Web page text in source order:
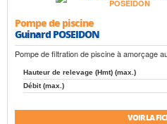
Pompe de piscine
Guinard POSEIDON
Pompe de filtration de piscine à amorçage
Hauteur de relevage (Hmt) (max.)
Débit (max.)
VOIR LA